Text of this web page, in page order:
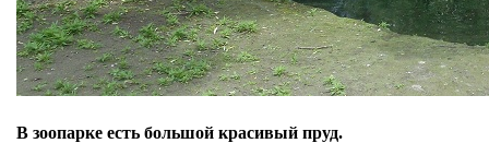
В зоопарке есть большой красивый пруд.